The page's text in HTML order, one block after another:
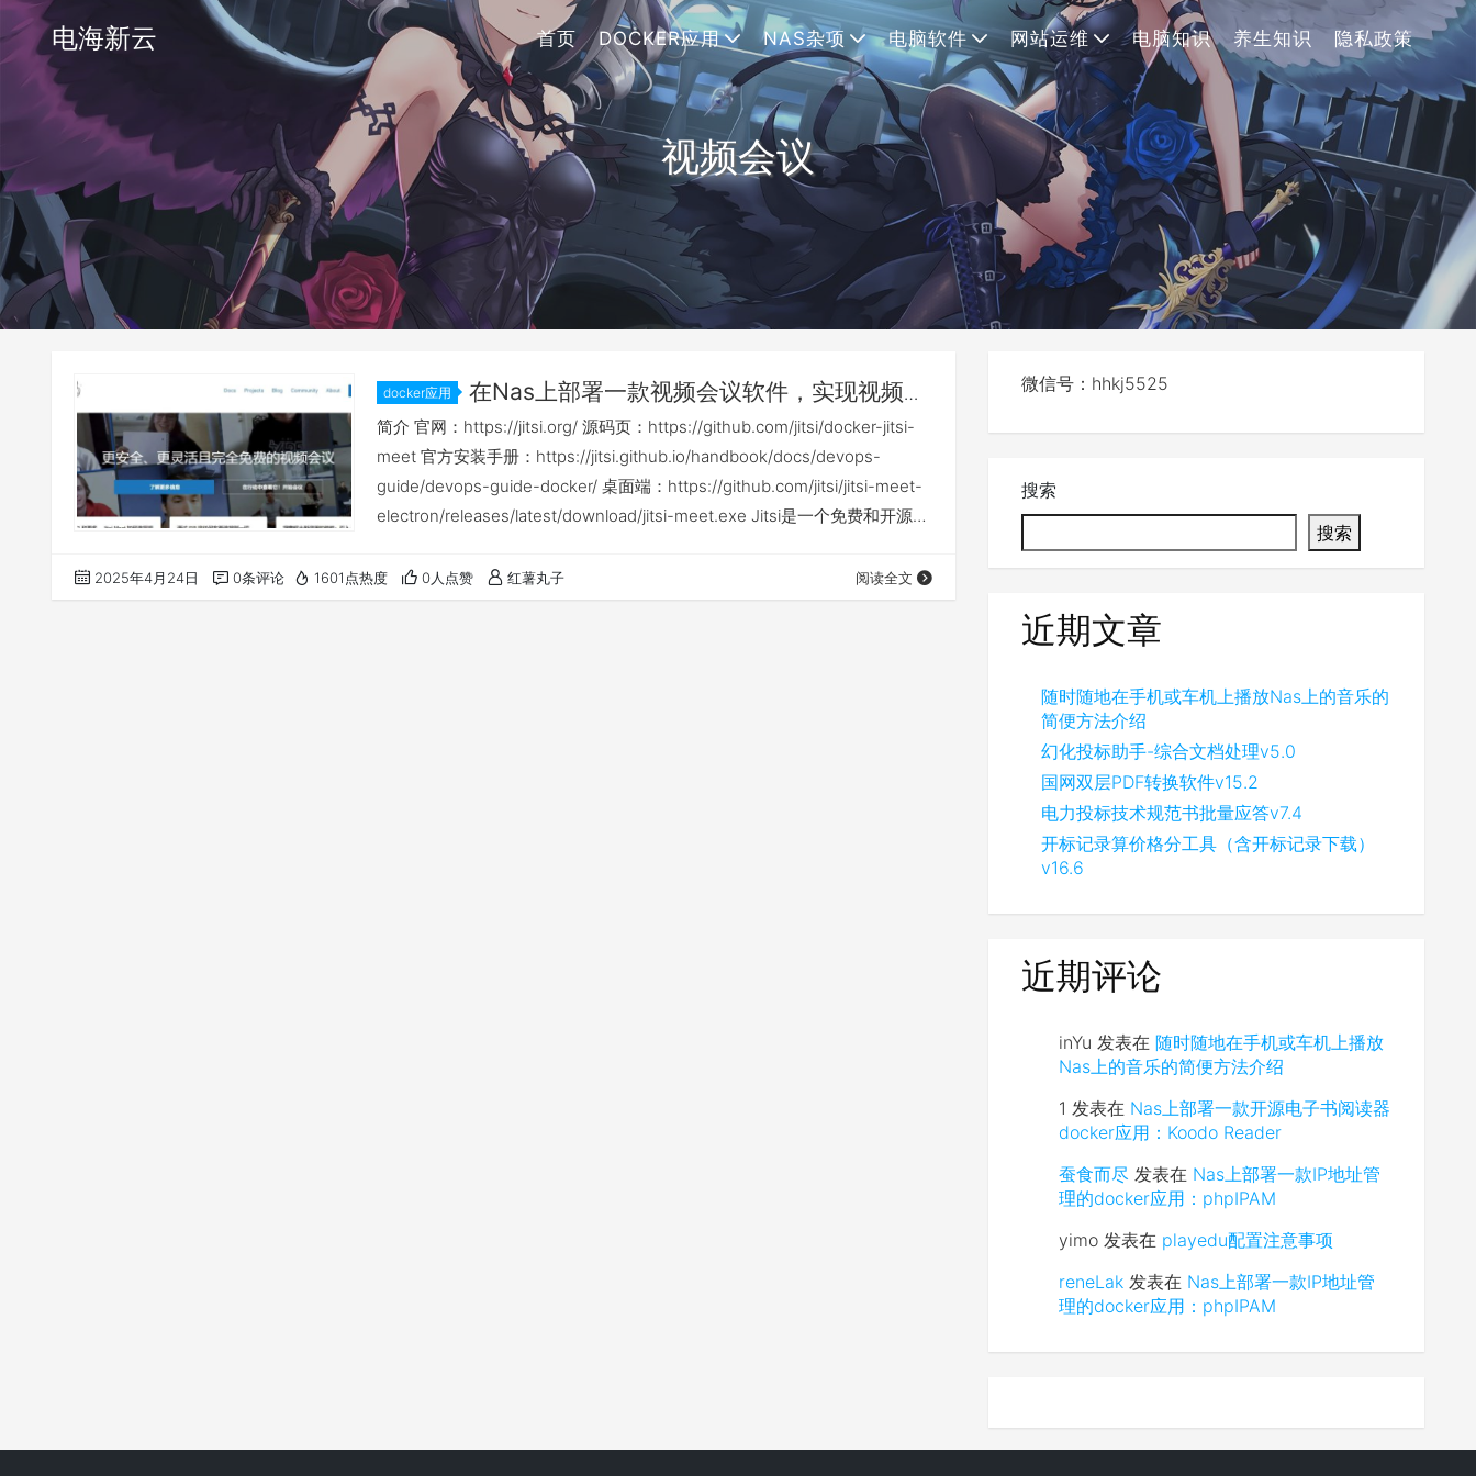
电海新云 首页 DOCKER应用 NAS杂项 电脑软件 网站运维 电脑知识 养生知识 隐私政策
视频会议
docker应用
在Nas上部署一款视频会议软件，实现视频会
议私有化:Jitsi Meet
简介 官网：https://jitsi.org/ 源码页：https://github.com/jitsi/docker-jitsi-
meet 官方安装手册：https://jitsi.github.io/handbook/docs/devops-
guide/devops-guide-docker/ 桌面端：https://github.com/jitsi/jitsi-meet-
electron/releases/latest/download/jitsi-meet.exe Jitsi是一个免费和开源视
2025年4月24日 0条评论 1601点热度 0人点赞 红薯丸子 阅读全文
微信号：hhkj5525
搜索
搜索
近期文章
随时随地在手机或车机上播放Nas上的音乐的
简便方法介绍
幻化投标助手-综合文档处理v5.0
国网双层PDF转换软件v15.2
电力投标技术规范书批量应答v7.4
开标记录算价格分工具（含开标记录下载）
v16.6
近期评论
inYu 发表在随时随地在手机或车机上播放
Nas上的音乐的简便方法介绍
1 发表在 Nas上部署一款开源电子书阅读器
docker应用：Koodo Reader
蚕食而尽 发表在 Nas上部署一款IP地址管
理的docker应用：phpIPAM
yimo 发表在 playedu配置注意事项
reneLak 发表在 Nas上部署一款IP地址管
理的docker应用：phpIPAM